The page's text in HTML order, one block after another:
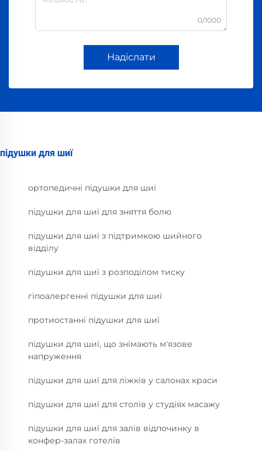
0/1000
Надіслати
підушки для шиї
ортопедичні підушки для шиї
підушки для шиї для зняття болю
підушки для шиї з підтримкою шийного
відділу
підушки для шиї з розподілом тиску
гіпоалергенні підушки для шиї
протиостанні підушки для шиї
підушки для шиї, що знімають м'язове
напруження
підушки для шиї для ліжків у салонах краси
підушки для шиї для столів у студіях масажу
підушки для шиї для залів відпочинку в
конфер-залах готелів